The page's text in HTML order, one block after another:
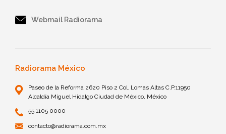
Webmail Radiorama
Radiorama México
Paseo de la Reforma 2620 Piso 2 Col. Lomas Altas C.P.11950
Alcaldía Miguel Hidalgo Ciudad de México, México
55 1105 0000
contacto@radiorama.com.mx